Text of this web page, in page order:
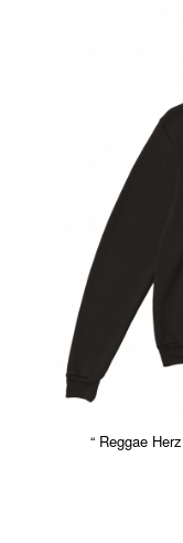
“ Reggae